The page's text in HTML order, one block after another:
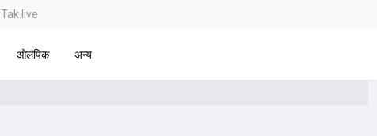
Tak.live
ओलंपिक अन्य